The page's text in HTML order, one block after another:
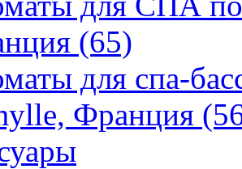
(65)
для спа-
Франция